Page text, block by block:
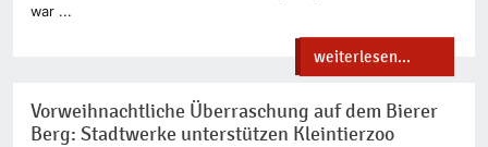
war ...
weiterlesen...
Vorweihnachtliche Überraschung auf dem Bierer
Berg: Stadtwerke unterstützen Kleintierzoo